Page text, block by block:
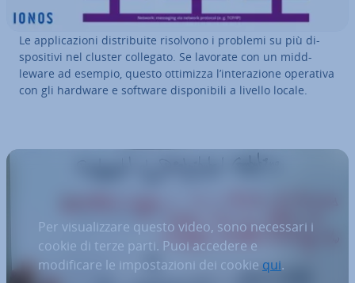
Le ap­pli­ca­zio­ni di­stri­bui­te risolvono i problemi su più di­
spo­si­ti­vi nel cluster collegato. Se lavorate con un midd­
leware ad esempio, questo ottimizza l’in­te­ra­zio­ne operativa
con gli hardware e software di­spo­ni­bi­li a livello locale.
Per visualizzare questo video, sono necessari i
cookie di terze parti. Puoi accedere e
modificare le impostazioni dei cookie qui.